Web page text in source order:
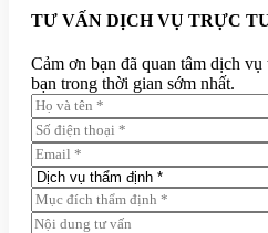
TƯ VẤN DỊCH VỤ TRỰC
Cảm ơn bạn đã quan tâm dịch
bạn trong thời gian sớm nhất.